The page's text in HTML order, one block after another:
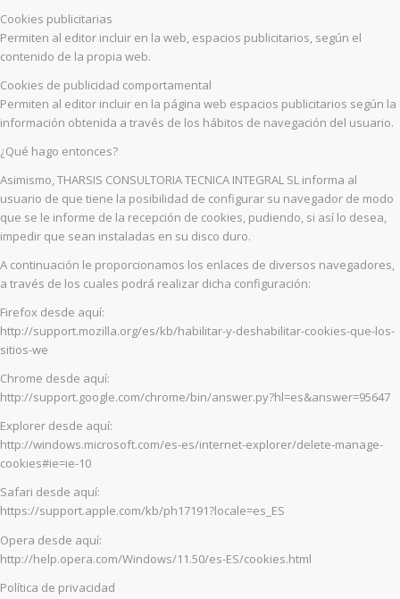
Cookies publicitarias
Permiten al editor incluir en la web, espacios publicitarios, según el
contenido de la propia web.
Cookies de publicidad comportamental
Permiten al editor incluir en la página web espacios publicitarios según la
información obtenida a través de los hábitos de navegación del usuario.
¿Qué hago entonces?
Asimismo, THARSIS CONSULTORIA TECNICA INTEGRAL SL informa al
usuario de que tiene la posibilidad de configurar su navegador de modo
que se le informe de la recepción de cookies, pudiendo, si así lo desea,
impedir que sean instaladas en su disco duro.
A continuación le proporcionamos los enlaces de diversos navegadores,
a través de los cuales podrá realizar dicha configuración:
Firefox desde aquí:
http://support.mozilla.org/es/kb/habilitar-y-deshabilitar-cookies-que-los-
sitios-we
Chrome desde aquí:
http://support.google.com/chrome/bin/answer.py?hl=es&answer=95647
Explorer desde aquí:
http://windows.microsoft.com/es-es/internet-explorer/delete-manage-
cookies#ie=ie-10
Safari desde aquí:
https://support.apple.com/kb/ph17191?locale=es_ES
Opera desde aquí:
http://help.opera.com/Windows/11.50/es-ES/cookies.html
Política de privacidad